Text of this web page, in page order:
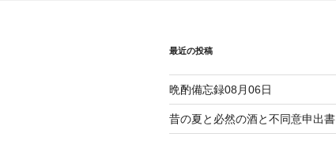
最近の投稿
晩酌備忘録08月06日
昔の夏と必然の酒と不同意申出書